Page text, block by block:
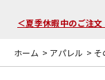
＜夏季休暇中のご注
ホーム > アパレル > そ